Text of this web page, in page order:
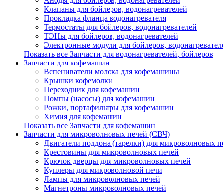
Клапаны для бойлеров, водонагревателей
Прокладка фланца водонагревателя
Термостаты для бойлеров, водонагревателей
ТЭНы для бойлеров, водонагревателей
Электронные модули для бойлеров,
Показать все Запчасти для водонагревателей, бойлеров
Запчасти для кофемашин
Вспениватели молока для кофемашины
Крышки кофемолки
Переходник для кофемашин
Помпы (насосы) для кофемашин
Рожки, портафильтры для кофемашин
Химия для кофемашин
Показать все Запчасти для кофемашин
Запчасти для микроволновых печей (СВЧ)
Двигатели поддона (тарелки) для микроволновых
Крестовины для микроволновых печей
Крючок дверцы для микроволновых печей
Куплеры для микроволновой печи
Лампы для микроволновых печей
Магнетроны микроволновых печей